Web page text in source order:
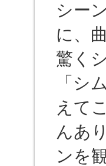
シー
に、
驚く
「シ
えて
んあ
ンを